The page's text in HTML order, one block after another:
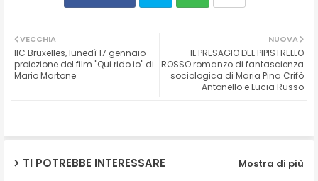
ats
NUOVA
IL PRESAGIO DEL PIPISTRELLO
ROSSO romanzo di fantascienza
sociologica di Maria Pina Crifò
Antonello e Lucia Russo
VECCHIA
IIC Bruxelles, lunedì 17 gennaio
proiezione del film "Qui rido io" di
Mario Martone
TI POTREBBE INTERESSARE Mostra di più